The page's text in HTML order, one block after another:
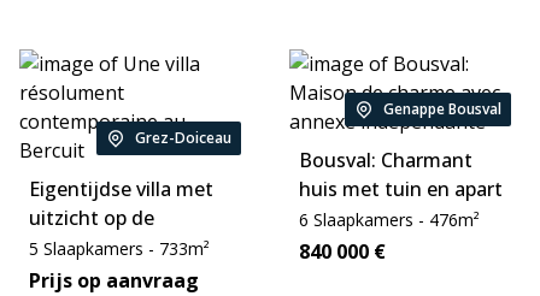
Location:
Grez-Doiceau
Eigentijdse villa met
uitzicht op de
golfbaan
Slaapkamers:
5 Slaapkamers - Area:
733m²
Price:
Prijs op aanvraag
Location:
Genappe Bousval
Bousval: Charmant
huis met tuin en apart
bijgebouw
Slaapkamers:
6 Slaapkamers - Area:
476m²
Price:
840 000 €